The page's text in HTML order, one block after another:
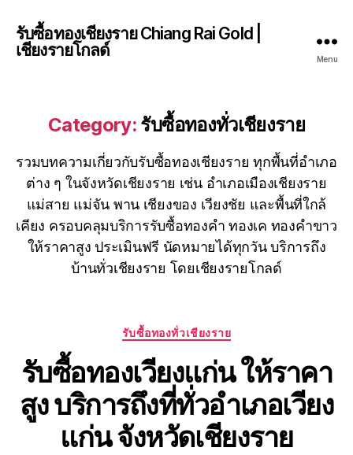
รับซื้อทองเชียงราย Chiang Rai Gold |
เชียงรายโกลด์
Menu
Category: รับซื้อทองทั่วเชียงราย
รวมบทความเกี่ยวกับรับซื้อทองเชียงราย ทุกพื้นที่อำเภอ
ต่าง ๆ ในจังหวัดเชียงราย เช่น อำเภอเมืองเชียงราย
แม่สาย แม่จัน พาน เชียงของ เวียงชัย และพื้นที่ใกล้
เคียง ครอบคลุมบริการรับซื้อทองคำ ทองเค ทองคำขาว
ให้ราคาสูง ประเมินฟรี นัดหมายได้ทุกวัน บริการถึง
บ้านทั่วเชียงราย โดยเชียงรายโกลด์
Categories
รับซื้อทองทั่วเชียงราย
รับซื้อทองเวียงแก่น ให้ราคา
สูง บริการถึงที่ทั่วอำเภอเวียง
แก่น จังหวัดเชียงราย